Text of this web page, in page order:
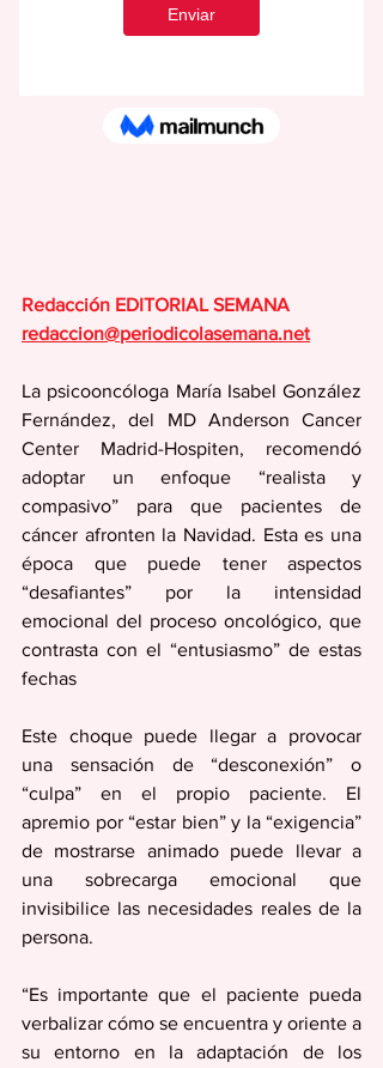
Redacción EDITORIAL SEMANA
redaccion@periodicolasemana.net
La psicooncóloga María Isabel González
Fernández, del MD Anderson Cancer
Center Madrid-Hospiten, recomendó
adoptar un enfoque “realista y
compasivo” para que pacientes de
cáncer afronten la Navidad. Esta es una
época que puede tener aspectos
“desafiantes” por la intensidad
emocional del proceso oncológico, que
contrasta con el “entusiasmo” de estas
fechas
Este choque puede llegar a provocar
una sensación de “desconexión” o
“culpa” en el propio paciente. El
apremio por “estar bien” y la “exigencia”
de mostrarse animado puede llevar a
una sobrecarga emocional que
invisibilice las necesidades reales de la
persona.
“Es importante que el paciente pueda
verbalizar cómo se encuentra y oriente a
su entorno en la adaptación de los